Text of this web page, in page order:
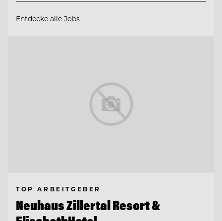
Entdecke alle Jobs
TOP ARBEITGEBER
Neuhaus Zillertal Resort &